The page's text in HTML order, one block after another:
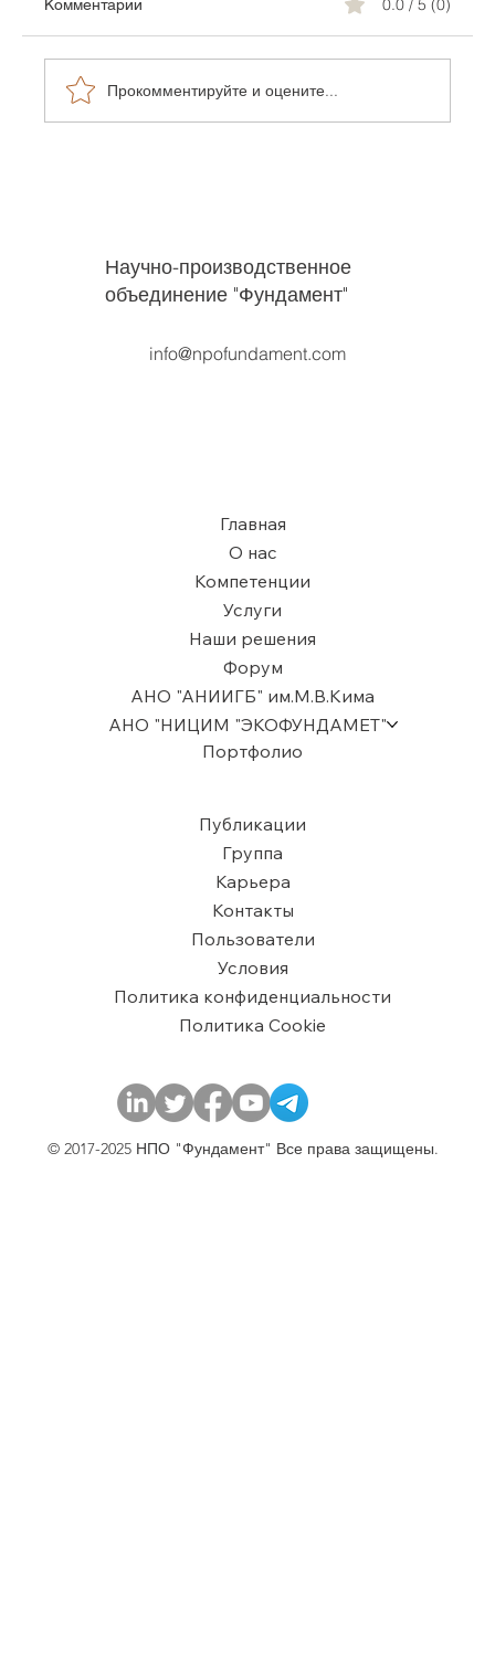
приоритет регулирования
поверхностного водостока
Комментарии 0.0 / 5 (0)
Прокомментируйте и оцените...
Научно-производственное
объединение "Фундамент"
info@npofundament.com
Главная
О нас
Компетенции
Услуги
Наши решения
Форум
АНО "АНИИГБ" им.М.В.Кима
АНО "НИЦИМ "ЭКОФУНДАМЕТ"
Портфолио
Публикации
Группа
Карьера
Контакты
Пользователи
​Условия
Политика конфиденциальности
Политика Cookie
© 2017-2025 НПО "Фундамент" Все права защищены.